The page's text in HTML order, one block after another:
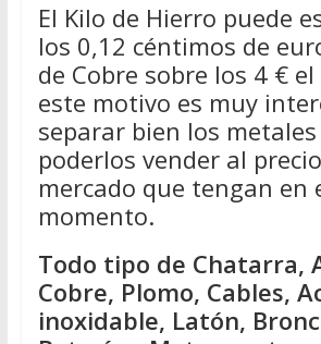
El Kilo de Hierro puede
los 0,12 céntimos de
de Cobre sobre los 4 €
este motivo es muy
separar bien los
poderlos vender al
mercado que tengan en
momento.
Todo tipo de Chatarra,
Cobre, Plomo, Cables,
inoxidable, Latón,